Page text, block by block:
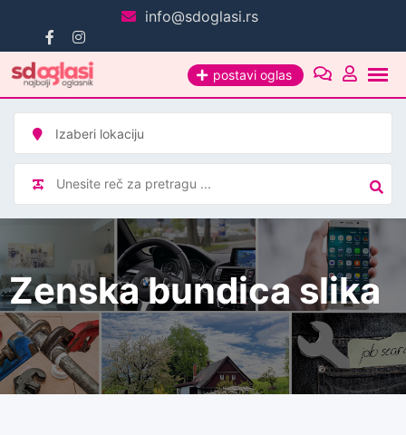
sadržaj
info@sdoglasi.rs
postavi oglas
Zenska bundica slika